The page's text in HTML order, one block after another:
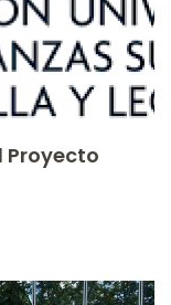
Proyecto